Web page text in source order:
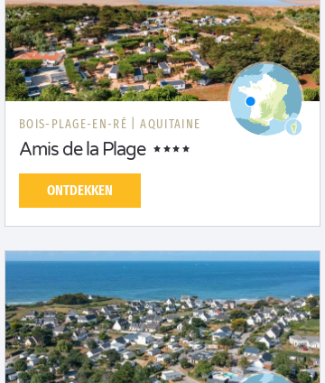
BOIS-PLAGE-EN-RÉ | AQUITAINE
Amis de la Plage
ONTDEKKEN